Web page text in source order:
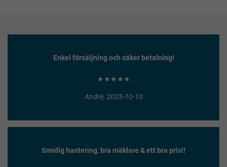
Enkel försäljning och säker betalning!
★★★★★
André, 2025-10-10
Smidig hantering, bra mäklare & ett bra pris!!